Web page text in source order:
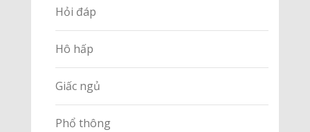
Hỏi đáp
Hô hấp
Giấc ngủ
Phổ thông